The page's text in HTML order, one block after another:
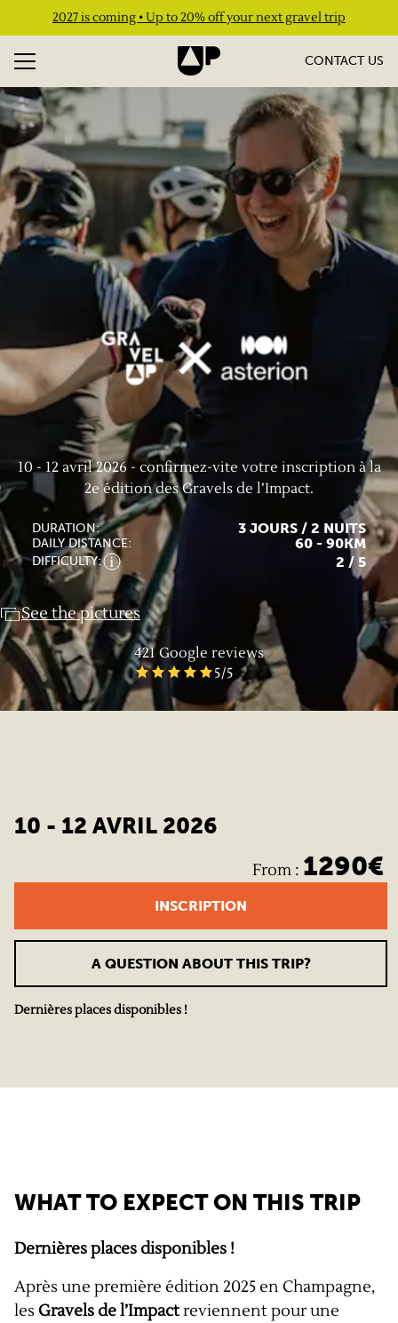
2027 is coming • Up to 20% off your next gravel trip
CONTACT US
10 - 12 avril 2026 - confirmez-vite votre inscription à la
2e édition des Gravels de l’Impact.
421 Google reviews
5/5
DURATION: 3 JOURS / 2 NUITS
DAILY DISTANCE: 60 - 90KM
DIFFICULTY: 2 / 5
See the pictures
WHAT TO EXPECT ON THIS TRIP
Dernières places disponibles !
Après une première édition 2025 en Champagne,
les Gravels de l’Impactreviennent pour une
10 - 12 AVRIL 2026
From : 1290€
INSCRIPTION
A QUESTION ABOUT THIS TRIP?
Dernières places disponibles !